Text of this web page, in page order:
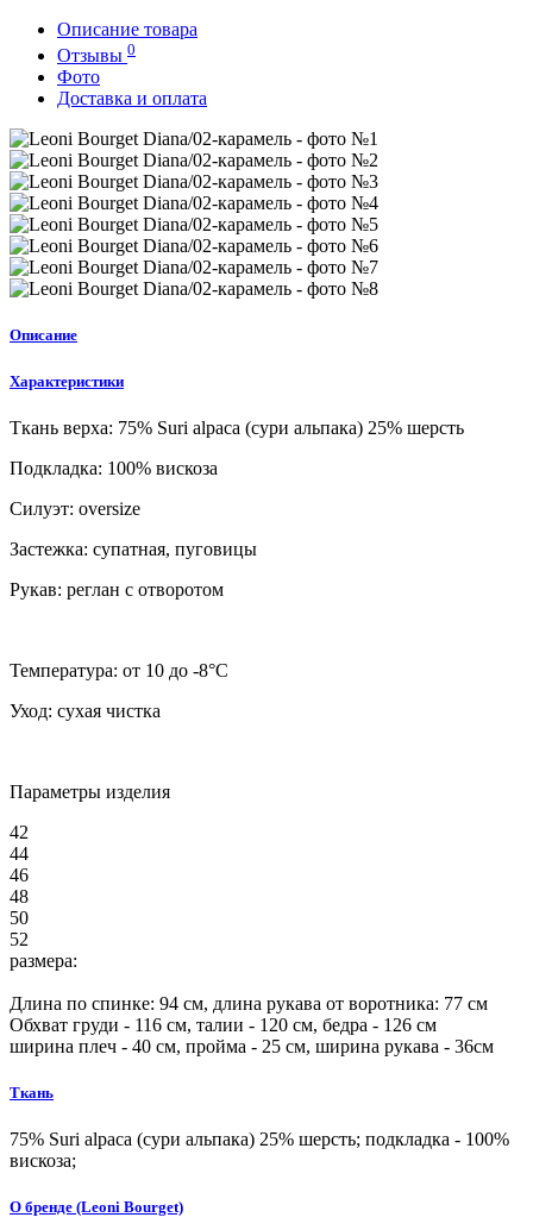
Описание товара
Отзывы 0
Фото
Доставка и оплата
Описание
Характеристики
Ткань верха: 75% Suri alpaca (сури альпака) 25% шерсть
Подкладка: 100% вискоза
Силуэт: oversize
Застежка: супатная, пуговицы
Рукав: реглан с отворотом
Температура: от 10 до -8°C
Уход: сухая чистка
Параметры изделия
42
44
46
48
50
52
размера:
Длина по спинке: 94 см, длина рукава от воротника: 77 см
Обхват груди - 116 см, талии - 120 см, бедра - 126 см
ширина плеч - 40 см, пройма - 25 см, ширина рукава - 36см
Ткань
75% Suri alpaca (сури альпака) 25% шерсть; подкладка - 100%
вискоза;
О бренде (Leoni Bourget)